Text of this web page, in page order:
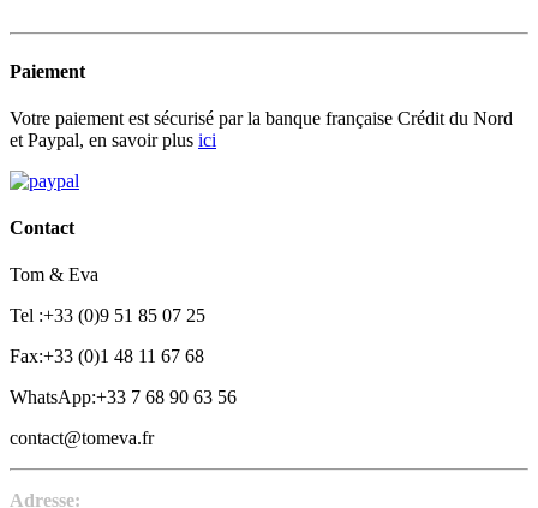
Paiement
Votre paiement est sécurisé par la banque française Crédit du Nord
et Paypal, en savoir plus ici
Contact
Tom & Eva
Tel :+33 (0)9 51 85 07 25
Fax:+33 (0)1 48 11 67 68
WhatsApp:+33 7 68 90 63 56
contact@tomeva.fr
Adresse: